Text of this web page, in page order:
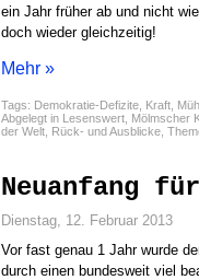
ein Jahr früher ab und nicht
doch wieder gleichzeitig!
Mehr »
Tags: Demokratie-Defizite Kraft
Abgelegt in Lesenswert Mölmscher
der Welt Rück- und Ausblicke
Neuanfang
Dienstag, 12. Februar 2013
Vor fast genau 1 Jahr wurde
durch einen bundesweit viel